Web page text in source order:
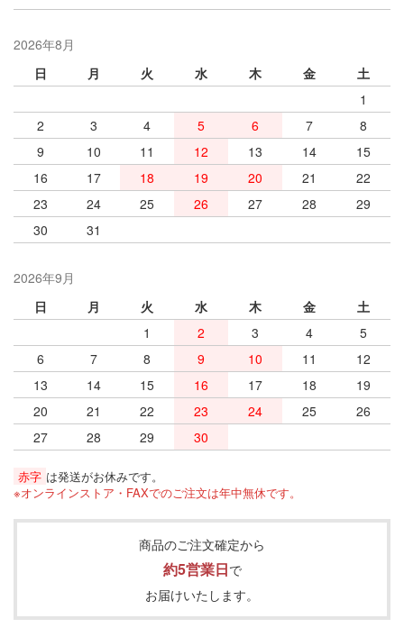
2026年8月
日
月 火 水 木 金
土
1
2
3 4 5 6 7
8
9
10 11 12 13 14
15
16
17 18 19 20 21
22
23
24 25 26 27 28
29
30
31
2026年9月
日
月 火 水 木 金
土
1
2 3 4
5
6
7 8 9 10 11
12
13
14 15 16 17 18
19
20
21 22 23 24 25
26
27
28 29 30
赤字 は発送がお休みです。
※オンラインストア・FAXでのご注文は年中無休です。
商品のご注文確定から
約5営業日で
お届けいたします。